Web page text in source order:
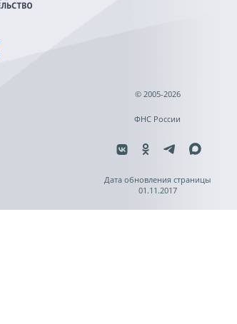
© 2005-2026
ФНС России
Дата обновления страницы
01.11.2017